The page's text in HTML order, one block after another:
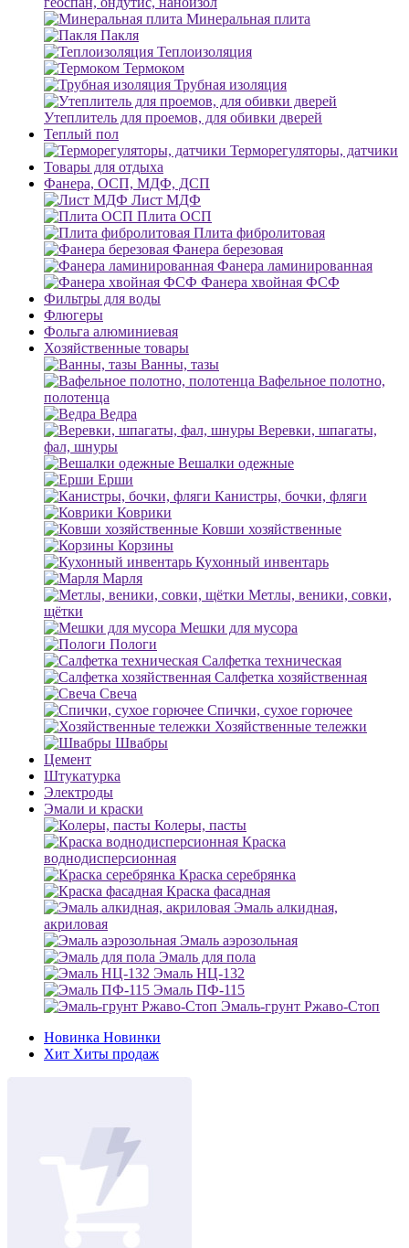
Минеральная плита
Пакля
Теплоизоляция
Термоком
Трубная изоляция
Утеплитель для проемов, для обивки дверей
Теплый пол
Терморегуляторы, датчики
Товары для отдыха
Фанера, ОСП, МДФ, ДСП
Лист МДФ
Плита ОСП
Плита фибролитовая
Фанера березовая
Фанера ламинированная
Фанера хвойная ФСФ
Фильтры для воды
Флюгеры
Фольга алюминиевая
Хозяйственные товары
Ванны, тазы
Вафельное полотно,
полотенца
Ведра
Веревки, шпагаты,
фал, шнуры
Вешалки одежные
Ерши
Канистры, бочки, фляги
Коврики
Ковши хозяйственные
Корзины
Кухонный инвентарь
Марля
Метлы, веники, совки,
щётки
Мешки для мусора
Пологи
Салфетка техническая
Салфетка хозяйственная
Свеча
Спички, сухое горючее
Хозяйственные тележки
Швабры
Цемент
Штукатурка
Электроды
Эмали и краски
Колеры, пасты
Краска
воднодисперсионная
Краска серебрянка
Краска фасадная
Эмаль алкидная,
акриловая
Эмаль аэрозольная
Эмаль для пола
Эмаль НЦ-132
Эмаль ПФ-115
Эмаль-грунт Ржаво-Стоп
Новинка Новинки
Хит Хиты продаж